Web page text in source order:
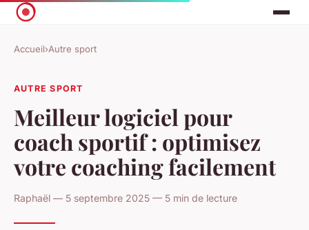
Accueil›Autre sport
AUTRE SPORT
Meilleur logiciel pour
coach sportif : optimisez
votre coaching facilement
Raphaël — 5 septembre 2025 — 5 min de lecture